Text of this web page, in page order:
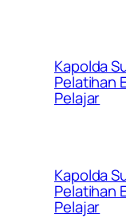
Kapolda
Pelatihan
Pelajar
Kapolda
Pelatihan
Pelajar